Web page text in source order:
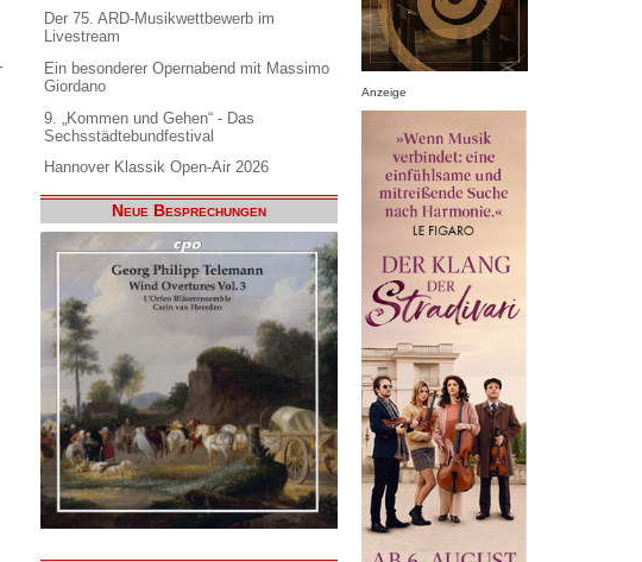
Der 75. ARD-Musikwettbewerb im
Livestream
Ein besonderer Opernabend mit Massimo
Giordano
9. „Kommen und Gehen“ - Das
Sechsstädtebundfestival
Hannover Klassik Open-Air 2026
Neue Besprechungen
Anzeige